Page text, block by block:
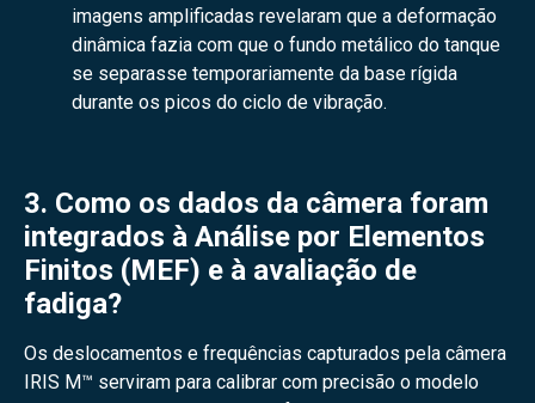
imagens amplificadas revelaram que a deformação
dinâmica fazia com que o fundo metálico do tanque
se separasse temporariamente da base rígida
durante os picos do ciclo de vibração.
3. Como os dados da câmera foram
integrados à Análise por Elementos
Finitos (MEF) e à avaliação de
fadiga?
Os deslocamentos e frequências capturados pela câmera
IRIS M™ serviram para calibrar com precisão o modelo